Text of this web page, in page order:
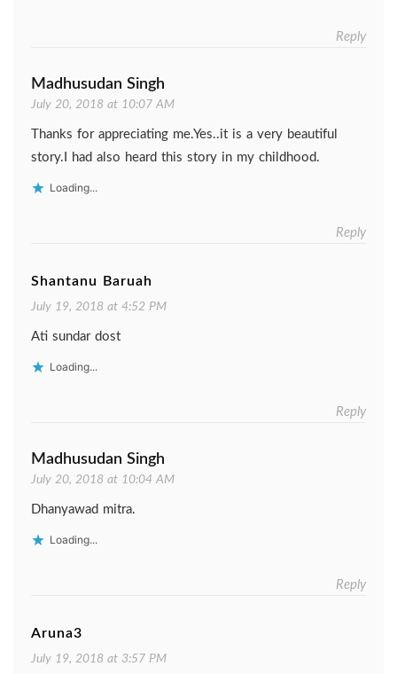
Reply
Madhusudan Singh
July 20, 2018 at 10:07 AM
Thanks for appreciating me.Yes..it is a very beautiful
story.I had also heard this story in my childhood.
Loading...
Reply
Shantanu Baruah
July 19, 2018 at 4:52 PM
Ati sundar dost
Loading...
Reply
Madhusudan Singh
July 20, 2018 at 10:04 AM
Dhanyawad mitra.
Loading...
Reply
Aruna3
July 19, 2018 at 3:57 PM